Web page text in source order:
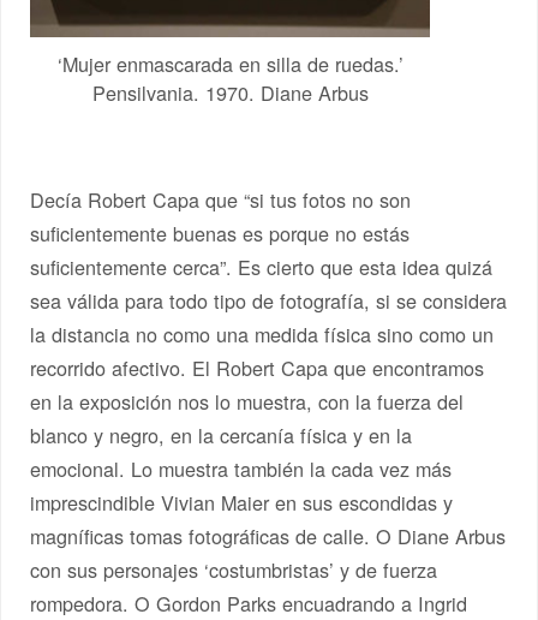
‘Mujer enmascarada en silla de ruedas.’
Pensilvania. 1970. Diane Arbus
Decía Robert Capa que “si tus fotos no son
suficientemente buenas es porque no estás
suficientemente cerca”. Es cierto que esta idea quizá
sea válida para todo tipo de fotografía, si se considera
la distancia no como una medida física sino como un
recorrido afectivo. El Robert Capa que encontramos
en la exposición nos lo muestra, con la fuerza del
blanco y negro, en la cercanía física y en la
emocional. Lo muestra también la cada vez más
imprescindible Vivian Maier en sus escondidas y
magníficas tomas fotográficas de calle. O Diane Arbus
con sus personajes ‘costumbristas’ y de fuerza
rompedora. O Gordon Parks encuadrando a Ingrid